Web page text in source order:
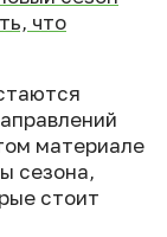
что
материале
сезона,
стоит